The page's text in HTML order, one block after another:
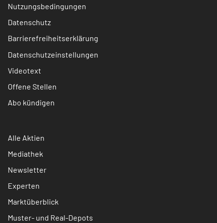
Nutzungsbedingungen
Datenschutz
Barrierefreiheitserklärung
Datenschutzeinstellungen
Videotext
Offene Stellen
Abo kündigen
Alle Aktien
Mediathek
Newsletter
Experten
Marktüberblick
Muster- und Real-Depots